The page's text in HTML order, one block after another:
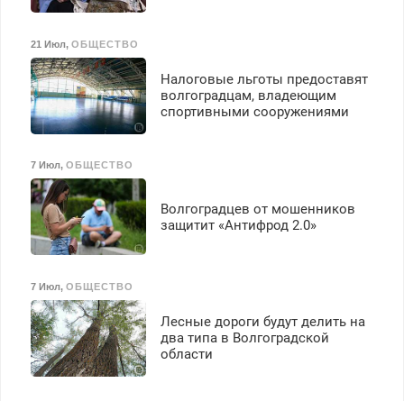
21 Июл, ОБЩЕСТВО
Налоговые льготы предоставят
волгоградцам, владеющим
спортивными сооружениями
7 Июл, ОБЩЕСТВО
Волгоградцев от мошенников
защитит «Антифрод 2.0»
7 Июл, ОБЩЕСТВО
Лесные дороги будут делить на
два типа в Волгоградской
области